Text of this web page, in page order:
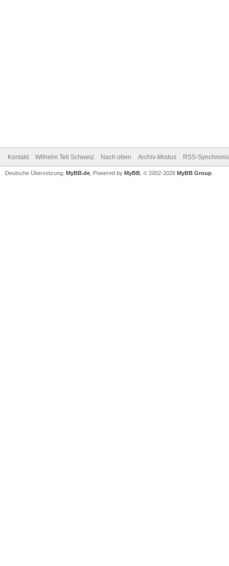
Kontakt Wilhelm Tell Schweiz Nach oben Archiv-Modus RSS-
Deutsche Übersetzung: MyBB.de , Powered by MyBB , © 2002-2026 MyBB Group